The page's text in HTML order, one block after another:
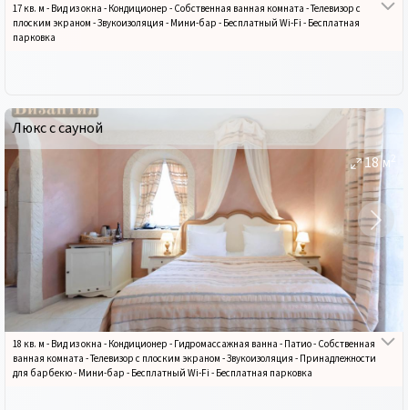
17 кв. м - Вид из окна - Кондиционер - Собственная ванная комната -Телевизор с
плоским экраном -Звукоизоляция - Мини-бар - Бесплатный Wi-Fi - Бесплатная
парковка
Люкс с сауной
18м
18 кв. м - Вид из окна - Кондиционер - Гидромассажная ванна - Патио- Собственная
ванная комната -Телевизор с плоским экраном -Звукоизоляция - Принадлежности
для барбекю- Мини-бар - Бесплатный Wi-Fi - Бесплатная парковка